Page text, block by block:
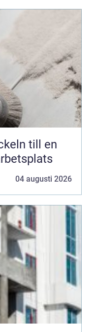
04 augusti 2026